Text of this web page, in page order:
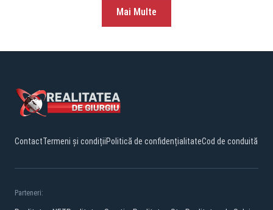
Mai Multe
ContactTermeni și condițiiPolitică de confidențialitateCod de conduită
Parteneri: